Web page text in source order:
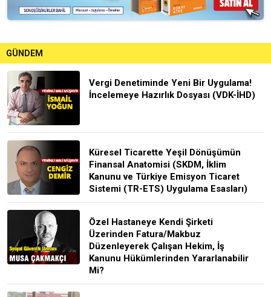
GÜNDEM
Vergi Denetiminde Yeni Bir Uygulama!
İncelemeye Hazırlık Dosyası (VDK-İHD)
Küresel Ticarette Yeşil Dönüşümün
Finansal Anatomisi (SKDM, İklim
Kanunu ve Türkiye Emisyon Ticaret
Sistemi (TR-ETS) Uygulama Esasları)
Özel Hastaneye Kendi Şirketi
Üzerinden Fatura/Makbuz
Düzenleyerek Çalışan Hekim, İş
Kanunu Hükümlerinden Yararlanabilir
Mi?